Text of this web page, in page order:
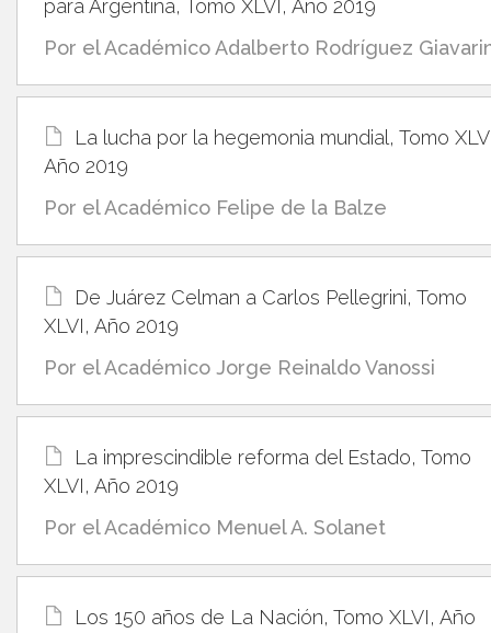
para Argentina, Tomo XLVI, Año 2019
Por el Académico Adalberto Rodríguez
La lucha por la hegemonia mundial, Tomo
Año 2019
Por el Académico Felipe de la Balze
De Juárez Celman a Carlos Pellegrini, Tomo
XLVI, Año 2019
Por el Académico Jorge Reinaldo Vanossi
La imprescindible reforma del Estado, Tomo
XLVI, Año 2019
Por el Académico Menuel A. Solanet
Los 150 años de La Nación, Tomo XLVI, Año